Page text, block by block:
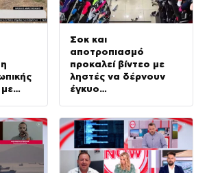
Σοκ και
αποτροπιασμό
προκαλεί βίντεο με
ληστές να δέρνουν
έγκυο